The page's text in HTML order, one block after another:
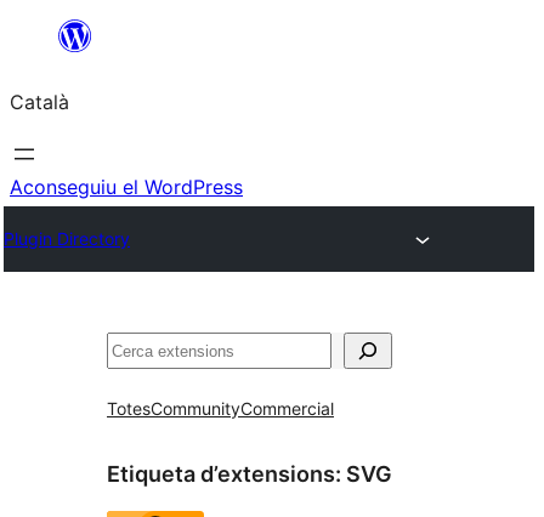
contingut
Català
Aconseguiu el WordPress
Plugin Directory
Cerca
TotesCommunityCommercial
Etiqueta d’extensions: SVG